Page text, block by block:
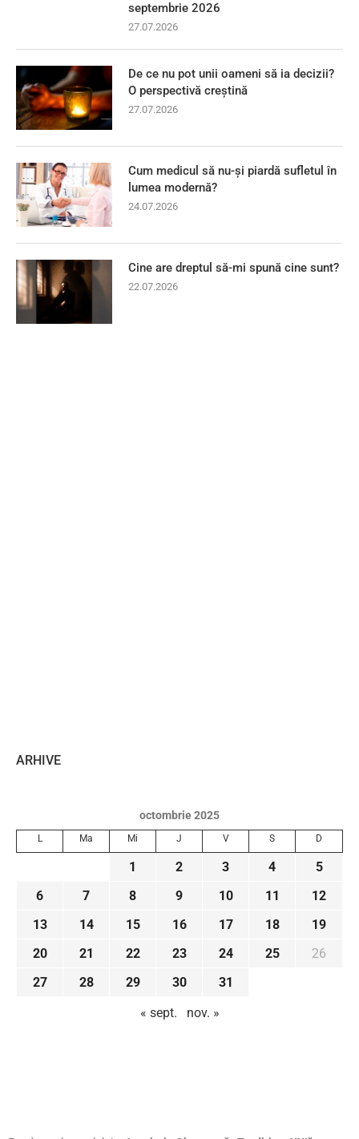
septembrie 2026
27.07.2026
De ce nu pot unii oameni să ia decizii?
O perspectivă creștină
27.07.2026
Cum medicul să nu-și piardă sufletul în
lumea modernă?
24.07.2026
Cine are dreptul să-mi spună cine sunt?
22.07.2026
ARHIVE
octombrie 2025
L Ma Mi J V S D
1 2 3 4
5
6
7 8 9 10 11
12
13
14 15 16 17 18
19
20
21 22 23 24 25
26
27
28 29 30
31
« sept.
nov. »